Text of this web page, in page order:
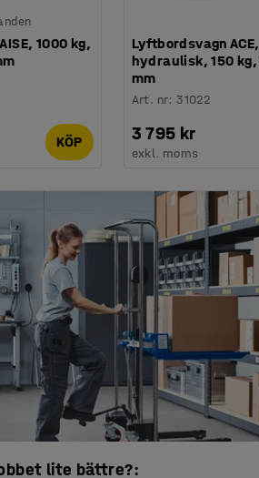
1000 kg,
KÖP
Lyftbordsvagn ACE,
hydraulisk, 150
mm
Art. nr:31022
3 795 kr
exkl. moms
lite bättre?: